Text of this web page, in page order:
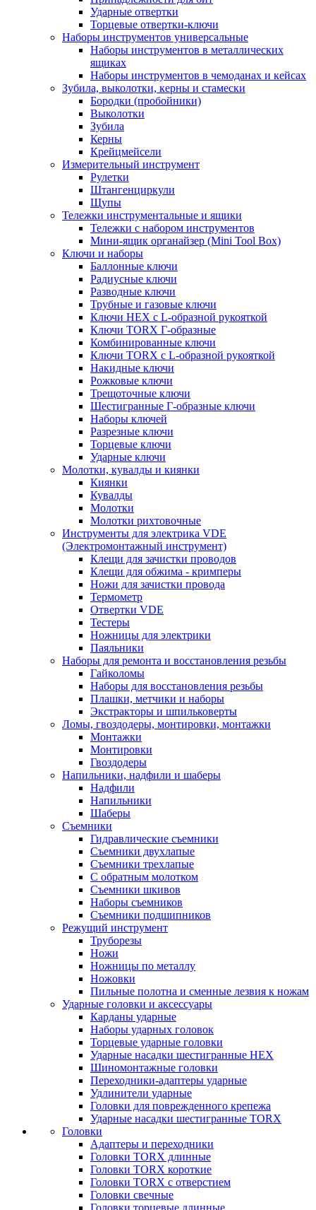
Ударные отвертки
Торцевые отвертки-ключи
Наборы инструментов универсальные
Наборы инструментов в металлических
ящиках
Наборы инструментов в чемоданах и кейсах
Зубила, выколотки, керны и стамески
Бородки (пробойники)
Выколотки
Зубила
Керны
Крейцмейсели
Измерительный инструмент
Рулетки
Штангенциркули
Щупы
Тележки инструментальные и ящики
Тележки с набором инструментов
Мини-ящик органайзер (Mini Tool Box)
Ключи и наборы
Баллонные ключи
Радиусные ключи
Разводные ключи
Трубные и газовые ключи
Ключи HEX с L-образной рукояткой
Ключи TORX Г-образные
Комбинированные ключи
Ключи TORX с L-образной рукояткой
Накидные ключи
Рожковые ключи
Трещоточные ключи
Шестигранные Г-образные ключи
Наборы ключей
Разрезные ключи
Торцевые ключи
Ударные ключи
Молотки, кувалды и киянки
Киянки
Кувалды
Молотки
Молотки рихтовочные
Инструменты для электрика VDE
(Электромонтажный инструмент)
Клещи для зачистки проводов
Клещи для обжима - кримперы
Ножи для зачистки провода
Термометр
Отвертки VDE
Тестеры
Ножницы для электрики
Паяльники
Наборы для ремонта и восстановления резьбы
Гайколомы
Наборы для восстановления резьбы
Плашки, метчики и наборы
Экстракторы и шпильковерты
Ломы, гвоздодеры, монтировки, монтажки
Монтажки
Монтировки
Гвоздодеры
Напильники, надфили и шаберы
Надфили
Напильники
Шаберы
Съемники
Гидравлические съемники
Съемники двухлапые
Съемники трехлапые
С обратным молотком
Съемники шкивов
Наборы съемников
Съемники подшипников
Режущий инструмент
Труборезы
Ножи
Ножницы по металлу
Ножовки
Пильные полотна и сменные лезвия к ножам
Ударные головки и аксессуары
Карданы ударные
Наборы ударных головок
Торцевые ударные головки
Ударные насадки шестигранные HEX
Шиномонтажные головки
Переходники-адаптеры ударные
Удлинители ударные
Головки для поврежденного крепежа
Ударные насадки шестигранные TORX
Головки
Адаптеры и переходники
Головки TORX длинные
Головки TORX короткие
Головки TORX с отверстием
Головки свечные
Головки торцевые длинные